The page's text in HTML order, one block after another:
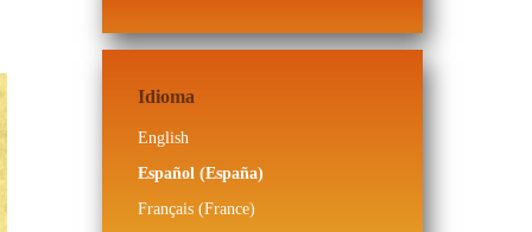
Idioma
English
Español (España)
Français (France)